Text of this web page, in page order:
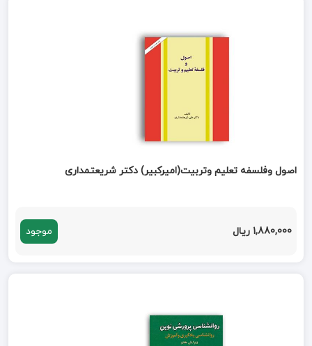
اصول وفلسفه تعلیم وتربیت(امیرکبیر) دکتر شریعتمداری
1,880,000 ریال موجود